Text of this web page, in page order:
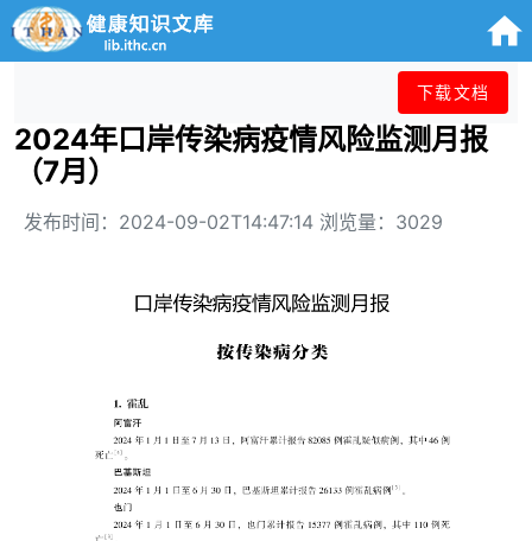
下载文档
2024年口岸传染病疫情风险监测月报
（7月）
发布时间：2024-09-02T14:47:14 浏览量：3029